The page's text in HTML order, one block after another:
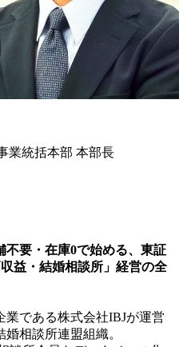
業統括本部 本部長
不要・在庫0で始める、東証
益・結婚相談所」経営の全
業である株式会社IBJが運営
相談所連盟組織。